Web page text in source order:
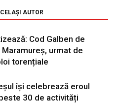
AUTOR
Cod Galben de
Maramureș, urmat de
torențiale
își celebrează eroul
30 de activități